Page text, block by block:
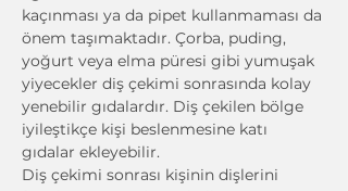
kaçınması ya da pipet kullanmaması da
önem taşımaktadır. Çorba, puding,
yoğurt veya elma püresi gibi yumuşak
yiyecekler diş çekimi sonrasında kolay
yenebilir gıdalardır. Diş çekilen bölge
iyileştikçe kişi beslenmesine katı
gıdalar ekleyebilir.
Diş çekimi sonrası kişinin dişlerini